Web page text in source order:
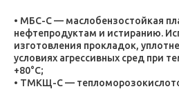
МБС-С — маслобензостойкая
нефтепродуктам и истиранию.
изготовления прокладок,
условиях агрессивных сред при
+80°C;
ТМКЩ-С —